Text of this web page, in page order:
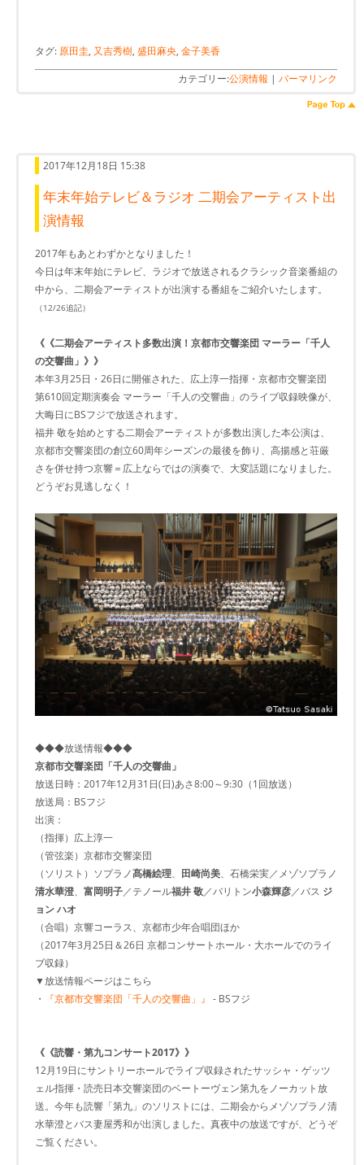
タグ: 原田圭, 又吉秀樹, 盛田麻央, 金子美香
カテゴリー:公演情報 | パーマリンク
2017年12月18日 15:38
年末年始テレビ＆ラジオ 二期会アーティスト出
演情報
2017年もあとわずかとなりました！
今日は年末年始にテレビ、ラジオで放送されるクラシック音楽番組の
中から、二期会アーティストが出演する番組をご紹介いたします。
（12/26追記）
《《二期会アーティスト多数出演！京都市交響楽団 マーラー「千人
の交響曲」》》
本年3月25日・26日に開催された、広上淳一指揮・京都市交響楽団
第610回定期演奏会 マーラー「千人の交響曲」のライブ収録映像が、
大晦日にBSフジで放送されます。
福井 敬を始めとする二期会アーティストが多数出演した本公演は、
京都市交響楽団の創立60周年シーズンの最後を飾り、高揚感と荘厳
さを併せ持つ京響＝広上ならではの演奏で、大変話題になりました。
どうぞお見逃しなく！
◆◆◆放送情報◆◆◆
京都市交響楽団「千人の交響曲」
放送日時：2017年12月31日(日)あさ8:00～9:30（1回放送）
放送局：BSフジ
出演：
（指揮）広上淳一
（管弦楽）京都市交響楽団
（ソリスト）ソプラノ髙橋絵理、 田崎尚美、石橋栄実／メゾソプラノ
清水華澄、 富岡明子／テノール福井 敬／バリトン小森輝彦／バス ジ
ョン ハオ
（合唱）京響コーラス、京都市少年合唱団ほか
（2017年3月25日＆26日 京都コンサートホール・大ホールでのライ
ブ収録）
▼放送情報ページはこちら
・
『京都市交響楽団「千人の交響曲」』 - BSフジ
《《読響・第九コンサート2017》》
12月19日にサントリーホールでライブ収録されたサッシャ・ゲッツ
ェル指揮・読売日本交響楽団のベートーヴェン第九をノーカット放
送。今年も読響「第九」のソリストには、二期会からメゾソプラノ清
水華澄とバス妻屋秀和が出演しました。真夜中の放送ですが、どうぞ
ご覧ください。